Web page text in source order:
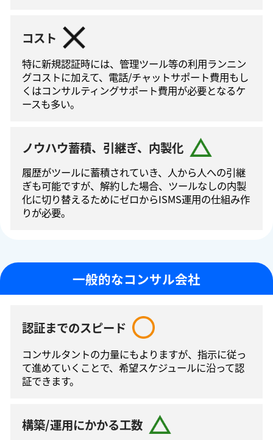
コスト
特に新規認証時には、管理ツール等の利⽤ランニン
グコストに加えて、電話/チャットサポート費⽤もし
くはコンサルティングサポート費⽤が必要となるケ
ースも多い。
ノウハウ蓄積、引継ぎ、内製化
履歴がツールに蓄積されていき、人から人への引継
ぎも可能ですが、解約した場合、ツールなしの内製
化に切り替えるためにゼロからISMS運⽤の仕組み作
りが必要。
一般的なコンサル会社
認証までのスピード
コンサルタントの⼒量にもよりますが、指⽰に従っ
て進めていくことで、希望スケジュールに沿って認
証できます。
構築/運用にかかる工数